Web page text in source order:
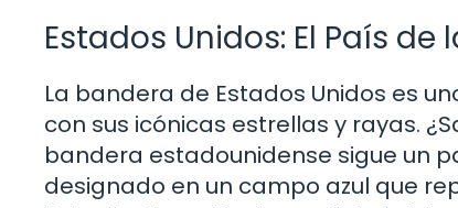
Estados Unidos: El País de
La bandera de Estados Unidos es
con sus icónicas estrellas y rayas.
bandera estadounidense sigue un
designado en un campo azul que